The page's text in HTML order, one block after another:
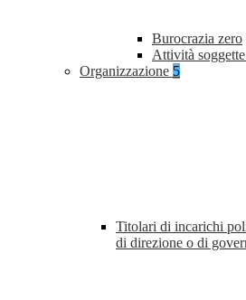
Burocrazia zero
Attività
Organizzazione 5
Titolari di incarichi
di direzione o di